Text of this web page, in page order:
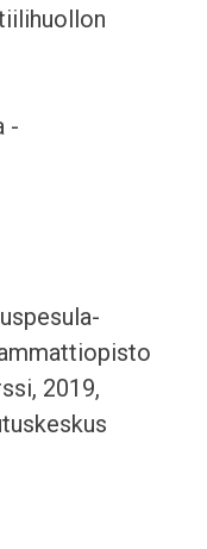
-
2019,